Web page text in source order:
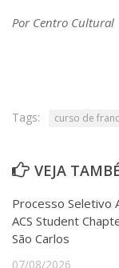
Por Centro Cultural
Tags: curso de
VEJA
Processo Seletivo
ACS Student
São Carlos
07/08/2026